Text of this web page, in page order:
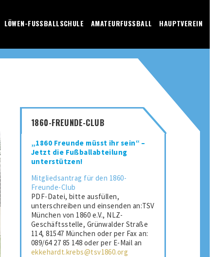
LÖWEN-FUSSBALLSCHULE AMATEURFUSSBALL HAUPTVEREIN
1860-FREUNDE-CLUB
„1860 Freunde müsst ihr sein“ –
Jetzt die Fußballabteilung
unterstützen!
Mitgliedsantrag für den 1860-
Freunde-Club
PDF-Datei, bitte ausfüllen,
unterschreiben und einsenden an:TSV
München von 1860 e.V., NLZ-
Geschäftsstelle, Grünwalder Straße
114, 81547 München oder per Fax an:
089/64 27 85 148 oder per E-Mail an
ekkehardt.krebs@tsv1860.org